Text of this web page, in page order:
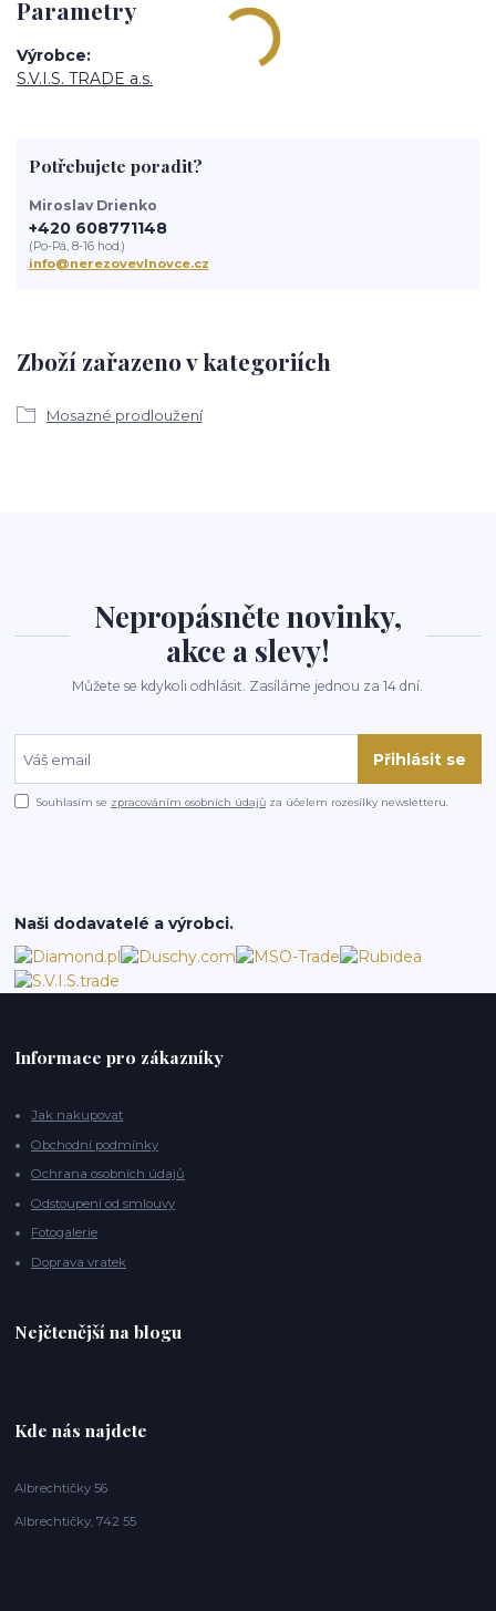
Parametry
Výrobce
S.V.I.S. TRADE a.s.
Zboží zařazeno v kategoriích
Mosazné prodloužení
Potřebujete poradit?
Miroslav Drienko
+420 608771148
(Po-Pá, 8-16 hod.)
info@nerezovevlnovce.cz
Nepropásněte novinky,
akce a slevy!
Můžete se kdykoli odhlásit. Zasíláme jednou za 14 dní.
Přihlásit se
Souhlasím se zpracováním osobních údajů za účelem rozesílky newsletteru.
Naši dodavatelé a výrobci.
Informace pro zákazníky
Jak nakupovat
Obchodní podmínky
Ochrana osobních údajů
Odstoupení od smlouvy
Fotogalerie
Doprava vratek
Nejčtenější na blogu
Kde nás najdete
Albrechtičky 56
Albrechtičky, 742 55